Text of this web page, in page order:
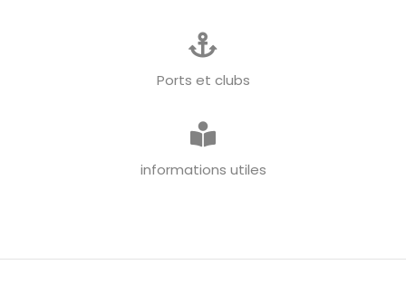
Ports et clubs
informations utiles